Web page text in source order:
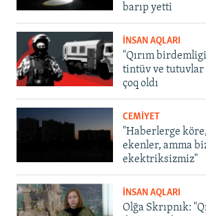
barıp yetti
İNSAN AQLARI
"Qırım
tintüv ve tutuvlar
çoq oldı
CEMİYET
"Haberlerge
ekenler, amma
ekektriksizmiz"
İNSAN AQLARI
Olğa Skrıpnık: